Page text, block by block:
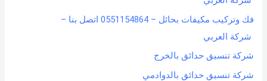
فك وتركيب مكيفات بحائل – 0551154864 اتصل بنا –
شركة العربي
شركة تنسيق حدائق بالخرج
شركة تنسيق حدائق بالدوادمي